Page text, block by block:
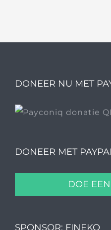
DONEER NU MET
DONEER MET
DOE
SPONSOR: FINEKO